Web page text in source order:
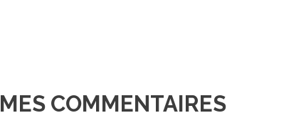
MES COMMENTAIRES